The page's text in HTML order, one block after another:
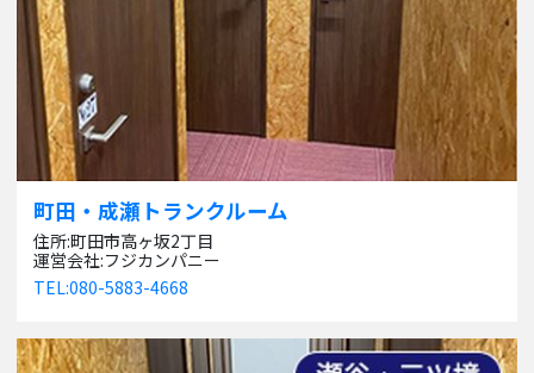
町田・成瀬トランクルーム
住所:町田市高ヶ坂2丁目
運営会社:フジカンパニー
TEL:080-5883-4668